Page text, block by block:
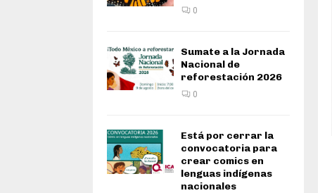
0
Sumate a la Jornada
Nacional de
reforestación 2026
0
Está por cerrar la
convocatoria para
crear comics en
lenguas indígenas
nacionales